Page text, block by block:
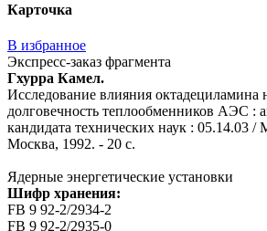
Карточка
В избранное
Экспресс-заказ фрагмента
Гхурра Камел.
Исследование влияния октадециламина
долговечность теплообменников АЭС :
кандидата технических наук : 05.14.03 /
Москва, 1992. - 20 с.
Ядерные энергетические установки
Шифр хранения:
FB 9 92-2/2934-2
FB 9 92-2/2935-0